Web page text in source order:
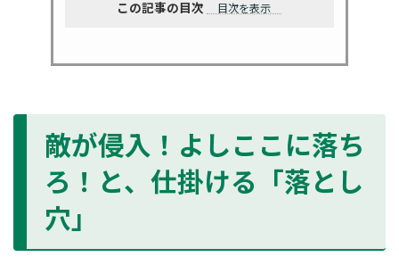
この記事の目次 目次を表示
敵が侵入！よしここに落ち
ろ！と、仕掛ける「落とし
穴」